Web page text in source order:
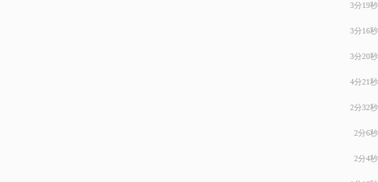
3分19秒
3分16秒
3分20秒
4分21秒
2分32秒
2分6秒
2分4秒